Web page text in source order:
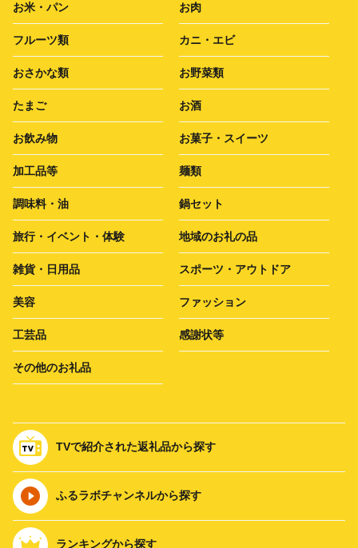
お米・パン お肉
フルーツ類 カニ・エビ
おさかな類 お野菜類
たまご お酒
お飲み物 お菓子・スイーツ
加工品等 麺類
調味料・油 鍋セット
旅行・イベント・体験 地域のお礼の品
雑貨・日用品 スポーツ・アウトドア
美容 ファッション
工芸品 感謝状等
その他のお礼品
TVで紹介された返礼品から探す
ふるラボチャンネルから探す
ランキングから探す